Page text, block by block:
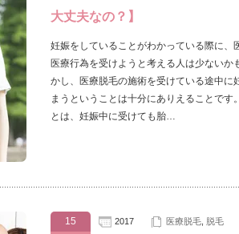
大丈夫なの？】
妊娠をしていることがわかっている際に、
医療行為を受けようと考える人は少ないか
かし、医療脱毛の施術を受けている途中に
まうということは十分にありえることです
とは、妊娠中に受けても胎…
15
2017 医療脱毛 脱毛